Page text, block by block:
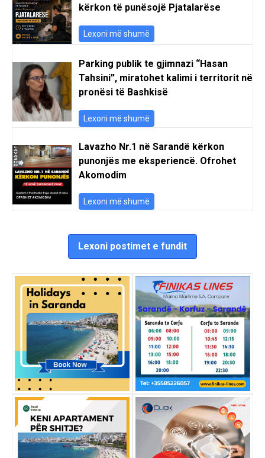
kërkon të punësojë Pjatalarëse
Lexoni më shumë
Parking publik te gjimnazi “Hasan
Tahsini”, miratohet kalimi i territorit në
pronësi të Bashkisë
Lexoni më shumë
Lavazho Nr.1 në Sarandë kërkon
punonjës me eksperiencë. Ofrohet
Akomodim
Lexoni më shumë
Lexoni postimet e fundit